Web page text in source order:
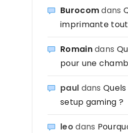
Burocomdans
imprimante
Romaindans
pour une
paul dans
setup gaming ?
leo dans